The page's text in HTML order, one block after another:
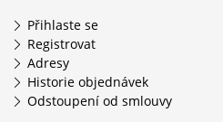
Přihlaste se
Registrovat
Adresy
Historie objednávek
Odstoupení od smlouvy